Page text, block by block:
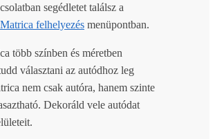
segédletet találsz a
Matrica felhelyezés menüpontban.
több színben és méretben
választani az autódhoz leg
nem csak autóra, hanem szinte
Dekoráld vele autódat